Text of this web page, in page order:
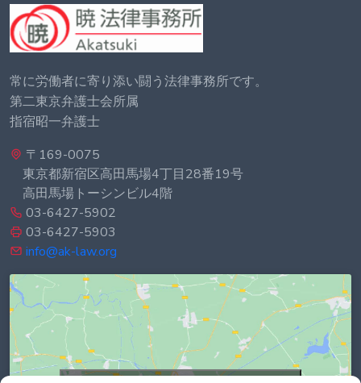
常に労働者に寄り添い闘う法律事務所です。
第二東京弁護士会所属
指宿昭一弁護士
〒169-0075
東京都新宿区高田馬場4丁目28番19号
高田馬場トーシンビル4階
03-6427-5902
03-6427-5903
info@ak-law.org